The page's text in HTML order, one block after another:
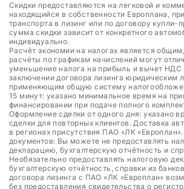
Скидки предоставляются на легковой и
находящийся в собственности Европлана,
транспорта в лизинг или по договору купли-
сумма скидки зависит от конкретного
индивидуально.
Расчёт экономии на налогах является
расчёты по графикам начислений могут
уменьшение налога на прибыль и вычет НДС
заключении договора лизинга юридическим
применяющим общую систему
15 минут: указано минимальное время на
финансировании при подаче полного
Оформление сделки от одного дня: указано
сделки для повторных клиентов. Доставка
в регионах присутствия ПАО «ЛК
документов: Вы можете не предоставлять
декларацию, бухгалтерскую отчётность и
Необязательно предоставлять налоговую
бухгалтерскую отчётность, справки из
договора лизинга с ПАО «ЛК «Европлан»
без предоставления свидетельства о